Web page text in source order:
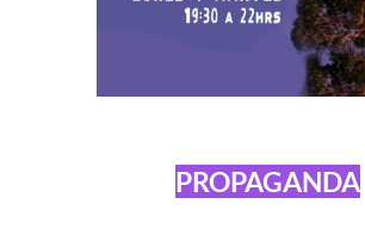
PROPAGANDA